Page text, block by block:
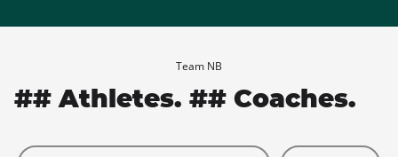
Team NB
## Athletes. ## Coaches.